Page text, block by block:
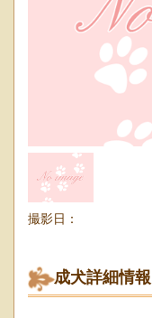
撮影日：
成犬詳細情報